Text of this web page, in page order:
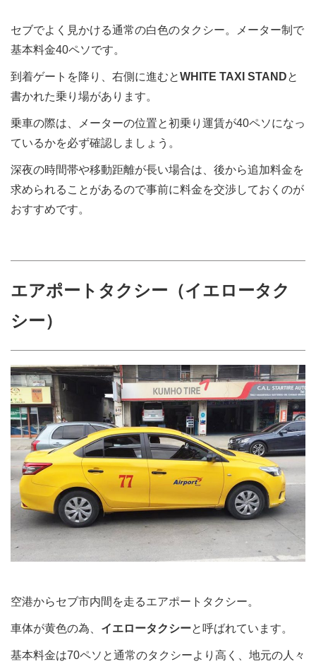
セブでよく見かける通常の白色のタクシー。メーター制で
基本料金40ペソです。
到着ゲートを降り、右側に進むとWHITE TAXI STANDと
書かれた乗り場があります。
乗車の際は、メーターの位置と初乗り運賃が40ペソになっ
ているかを必ず確認しましょう。
深夜の時間帯や移動距離が長い場合は、後から追加料金を
求められることがあるので事前に料金を交渉しておくのが
おすすめです。
エアポートタクシー（イエロータク
シー）
空港からセブ市内間を走るエアポートタクシー。
車体が黄色の為、 イエロータクシーと呼ばれています。
基本料金は70ペソと通常のタクシーより高く、地元の人々